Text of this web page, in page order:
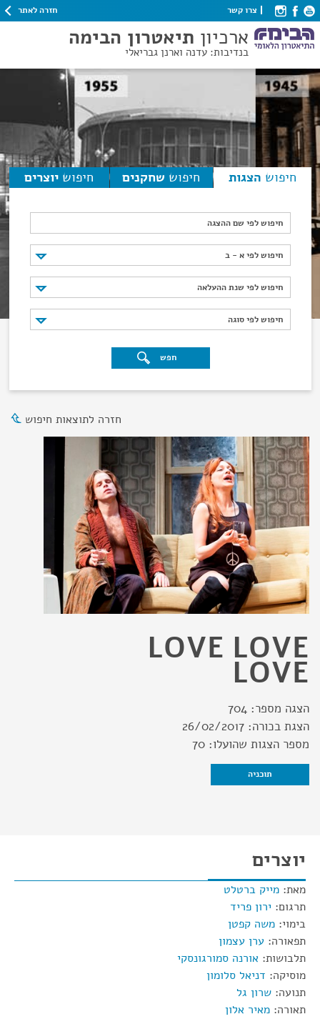
צרו קשר חזרה לאתר
ארכיון תיאטרון הבימה
בנדיבות: עדנה וארנן גבריאלי
חיפוש הצגות חיפוש שחקנים חיפוש יוצרים
חיפוש לפי שם ההצגה
חיפוש לפי א - ב
חיפוש לפי א - ב
חיפוש לפי שנת ההעלאה
חיפוש לפי שנת ההעלאה
חיפוש לפי סוגה
חיפוש לפי סוגה
חפש
חזרה לתוצאות חיפוש
LOVE LOVE
LOVE
הצגה מספר: 704
הצגת בכורה: 26/02/2017
מספר הצגות שהועלו: 70
תוכניה
יוצרים
מאת: מייק ברטלט
תרגום: ירון פריד
בימוי: משה קפטן
תפאורה: ערן עצמון
תלבושות: אורנה סמורגונסקי
מוסיקה: דניאל סלומון
תנועה: שרון גל
תאורה: מאיר אלון